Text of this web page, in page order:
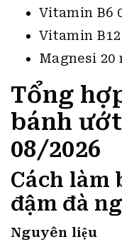
Vitamin B6
Vitamin
Magnesi 20
Tổng
bánh
08/2026
Cách làm
đậm đà
Nguyên liệu